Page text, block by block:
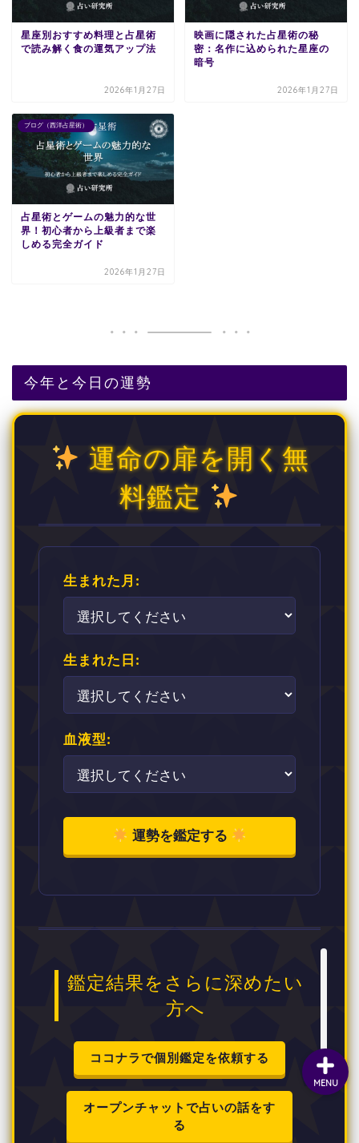
星座別おすすめ料理と占星術
で読み解く食の運気アップ法
2026年1月27日
映画に隠された占星術の秘
密：名作に込められた星座の
暗号
2026年1月27日
ブログ（西洋占星術）
占星術とゲームの魅力的な世
界！初心者から上級者まで楽
しめる完全ガイド
2026年1月27日
今年と今日の運勢
運命の扉を開く無
料鑑定
生まれた月:
生まれた日:
血液型:
運勢を鑑定する
鑑定結果をさらに深めたい
方へ
ココナラで個別鑑定を依頼する
オープンチャットで占いの話をす
る
MENU